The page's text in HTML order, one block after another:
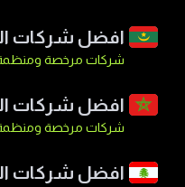
افضل شركات
شركات مرخصة
افضل شركات
شركات مرخصة
افضل شركات